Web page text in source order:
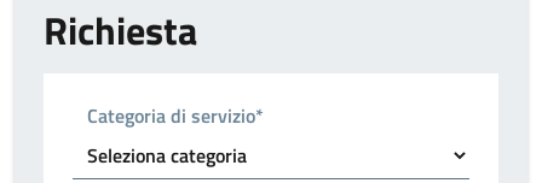
Richiesta
Categoria di servizio*